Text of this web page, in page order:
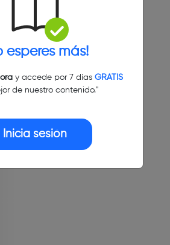
esperes más!
y accede por 7 días GRATIS
de nuestro contenido."
Inicia sesión